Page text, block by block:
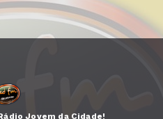
Jovem da Cidade!